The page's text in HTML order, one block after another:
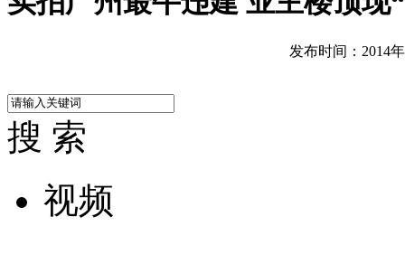
发布时间：2014
搜 索
视频